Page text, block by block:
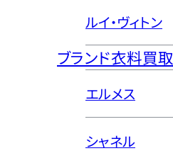
ルイ・ヴィトン
ブランド衣料買取
エルメス
シャネル